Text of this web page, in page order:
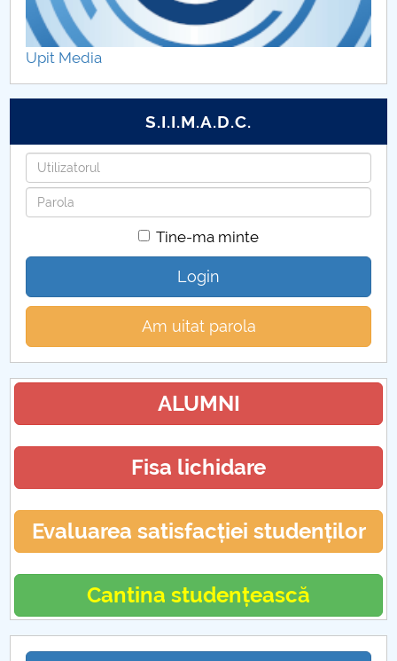
Upit Media
S.I.I.M.A.D.C.
Utilizatorul
Parola
Tine-ma minte
Login
Am uitat parola
ALUMNI
Fisa lichidare
Evaluarea satisfacției studenților
Cantina studențească